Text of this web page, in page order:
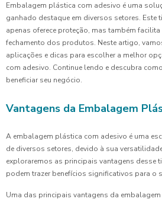
Embalagem plástica com adesivo é uma
ganhado destaque em diversos setores. Este
apenas oferece proteção, mas também
fechamento dos produtos. Neste artigo,
aplicações e dicas para escolher a melhor
com adesivo. Continue lendo e descubra
beneficiar seu negócio.
Vantagens da Embalagem
A embalagem plástica com adesivo é uma
de diversos setores, devido à sua
exploraremos as principais vantagens desse
podem trazer benefícios significativos para o
Uma das principais vantagens da